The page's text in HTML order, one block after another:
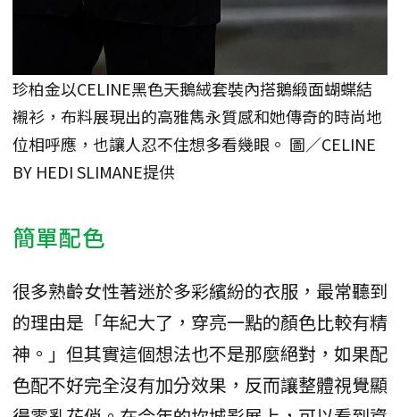
珍柏金以CELINE黑色天鵝絨套裝內搭鵝緞面蝴蝶結
襯衫，布料展現出的高雅雋永質感和她傳奇的時尚地
位相呼應，也讓人忍不住想多看幾眼。 圖／CELINE
BY HEDI SLIMANE提供
簡單配色
很多熟齡女性著迷於多彩繽紛的衣服，最常聽到
的理由是「年紀大了，穿亮一點的顏色比較有精
神。」但其實這個想法也不是那麼絕對，如果配
色配不好完全沒有加分效果，反而讓整體視覺顯